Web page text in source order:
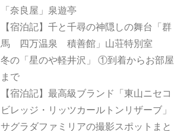
「奈良屋」泉遊亭
【宿泊記】千と千尋の神隠しの舞台「群
馬 四万温泉 積善館」山荘特別室
冬の「星のや軽井沢」 ①到着からお部屋
まで
【宿泊記】最高級ブランド「東山ニセコ
ビレッジ・リッツカールトンリザーブ」
サグラダファミリアの撮影スポットまと